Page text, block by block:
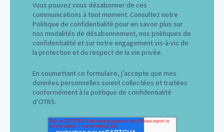
Vous pouvez vous désabonner de ces
communications à tout moment. Consultez notre
Politique de confidentialité pour en savoir plus sur
nos modalités de désabonnement, nos politiques de
confidentialité et sur notre engagement vis-à-vis de
la protection et du respect de la vie privée.
En soumettant ce formulaire, j’accepte que mes
données personnelles soient collectées et traitées
conformément à la politique de confidentialité
d’OTRS.